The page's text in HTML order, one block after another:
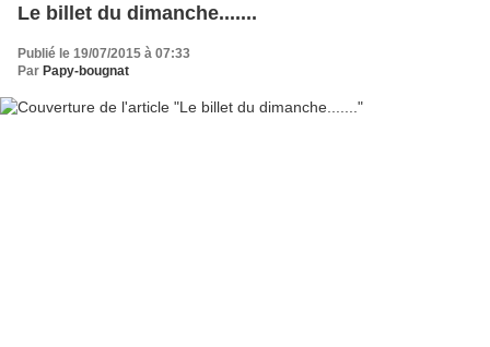
Le billet du dimanche.......
Publié le 19/07/2015 à 07:33
Par Papy-bougnat